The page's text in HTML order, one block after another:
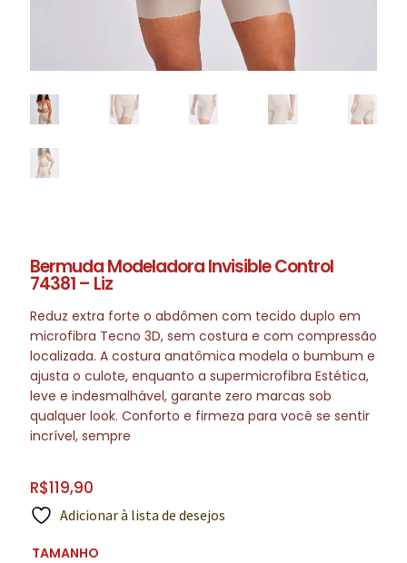
Bermuda Modeladora Invisible Control
74381 – Liz
Reduz extra forte o abdômen com tecido duplo em
microfibra Tecno 3D, sem costura e com compressão
localizada. A costura anatômica modela o bumbum e
ajusta o culote, enquanto a supermicrofibra Estética,
leve e indesmalhável, garante zero marcas sob
qualquer look. Conforto e firmeza para você se sentir
incrível, sempre
R$119,90
Adicionar à lista de desejos
TAMANHO